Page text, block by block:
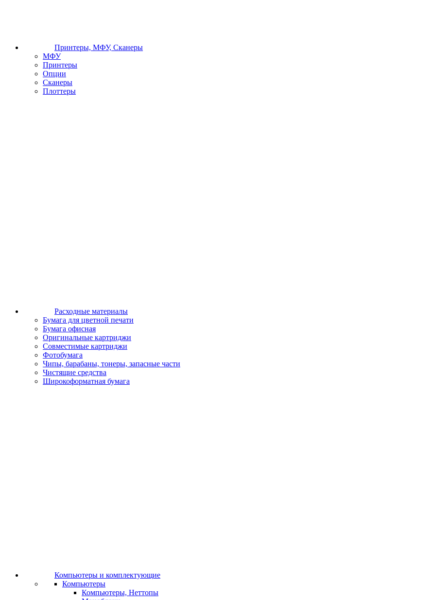
Принтеры, МФУ, Сканеры
МФУ
Принтеры
Опции
Сканеры
Плоттеры
Расходные материалы
Бумага для цветной печати
Бумага офисная
Оригинальные картриджи
Совместимые картриджи
Фотобумага
Чипы, барабаны, тонеры, запасные части
Чистящие средства
Широкоформатная бумага
Компьютеры и комплектующие
Компьютеры
Компьютеры, Неттопы